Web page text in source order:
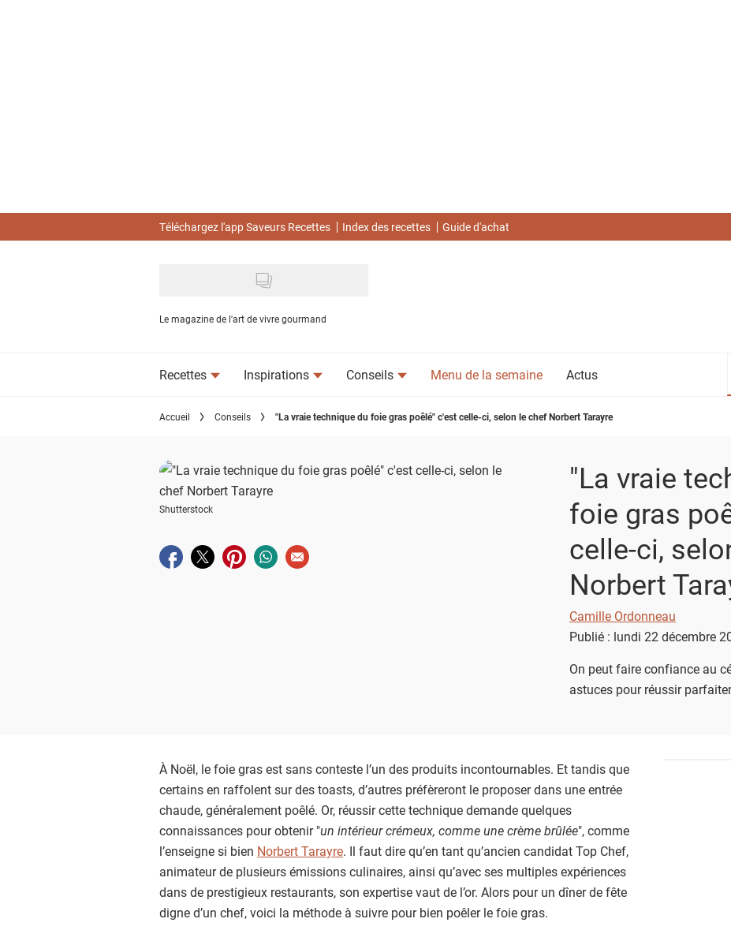
Téléchargez l'app Saveurs Recettes Index des recettes Guide d'achat
Le magazine de l'art de vivre gourmand
Recettes Inspirations Conseils Menu de la semaine Actus
Accueil Conseils "La vraie technique du foie gras poêlé" c'est celle-ci, selon le chef Norbert Tarayre
Shutterstock
Partager sur facebook
Partager sur twitter
Partager sur pinterest
Partager sur whatsapp
Envoyer à un ami
"La vraie
foie gras
celle-ci,
Norbert
Camille Ordonneau
Publié : lundi 22 décembre
On peut faire confiance au
astuces pour réussir
À Noël, le foie gras est sans conteste l’un des produits incontournables. Et tandis que
certains en raffolent sur des toasts, d’autres préfèreront le proposer dans une entrée
chaude, généralement poêlé. Or, réussir cette technique demande quelques
connaissances pour obtenir "un intérieur crémeux, comme une crème brûlée", comme
l’enseigne si bien Norbert Tarayre. Il faut dire qu’en tant qu’ancien candidat Top Chef,
animateur de plusieurs émissions culinaires, ainsi qu’avec ses multiples expériences
dans de prestigieux restaurants, son expertise vaut de l’or. Alors pour un dîner de fête
digne d’un chef, voici la méthode à suivre pour bien poêler le foie gras.